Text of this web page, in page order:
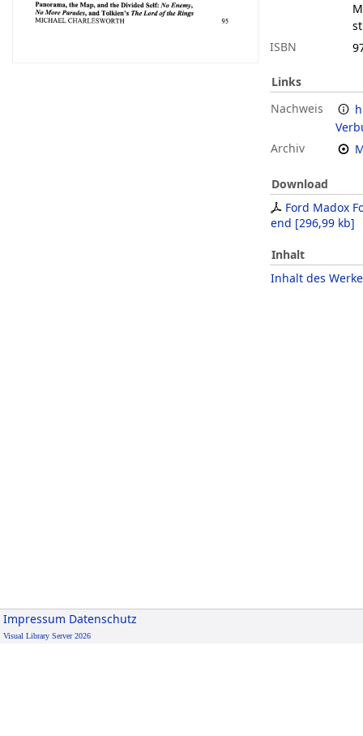
ISBN
Links
Nachweis
Archiv
Download
Ford Madox
end [296,99 kb]
Inhalt
Inhalt des
Impressum Datenschutz
Visual Library Server 2026